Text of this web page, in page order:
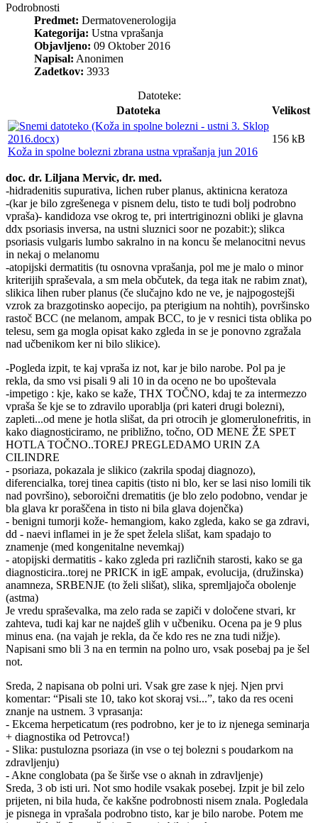
Podrobnosti
Predmet: Dermatovenerologija
Kategorija: Ustna vprašanja
Objavljeno: 09 Oktober 2016
Napisal: Anonimen
Zadetkov: 3933
Datoteke:
Datoteka
Velikost
Koža in spolne bolezni zbrana ustna vprašanja jun 2016
156 kB
doc. dr. Liljana Mervic, dr. med.
-hidradenitis supurativa, lichen ruber planus, aktinicna keratoza
-(kar je bilo zgrešenega v pisnem delu, tisto te tudi bolj podrobno
vpraša)- kandidoza vse okrog te, pri intertriginozni obliki je glavna
ddx psoriasis inversa, na ustni sluznici soor ne pozabit:); slikca
psoriasis vulgaris lumbo sakralno in na koncu še melanocitni nevus
in nekaj o melanomu
-atopijski dermatitis (tu osnovna vprašanja, pol me je malo o minor
kriterijih spraševala, a sm mela občutek, da tega itak ne rabim znat),
slikica lihen ruber planus (če slučajno kdo ne ve, je najpogostejši
vzrok za brazgotinsko aopecijo, pa pterigium na nohtih), površinsko
rastoč BCC (ne melanom, ampak BCC, to je v resnici tista oblika po
telesu, sem ga mogla opisat kako zgleda in se je ponovno zgražala
nad učbenikom ker ni bilo slikice).
-Pogleda izpit, te kaj vpraša iz not, kar je bilo narobe. Pol pa je
rekla, da smo vsi pisali 9 ali 10 in da oceno ne bo upoštevala
-impetigo : kje, kako se kaže, THX TOČNO, kdaj te za intermezzo
vpraša še kje se to zdravilo uporablja (pri kateri drugi bolezni),
zapleti...od mene je hotla slišat, da pri otrocih je glomerulonefritis, in
kako diagnosticiramo, ne približno, točno, OD MENE ŽE SPET
HOTLA TOČNO..TOREJ PREGLEDAMO URIN ZA
CILINDRE
- psoriaza, pokazala je slikico (zakrila spodaj diagnozo),
diferencialka, torej tinea capitis (tisto ni blo, ker se lasi niso lomili tik
nad površino), seboroični drematitis (je blo zelo podobno, vendar je
bla glava kr poraščena in tisto ni bila glava dojenčka)
- benigni tumorji kože- hemangiom, kako zgleda, kako se ga zdravi,
dd - naevi inflamei in je že spet želela slišat, kam spadajo to
znamenje (med kongenitalne nevemkaj)
- atopijski dermatitis - kako zgleda pri različnih starosti, kako se ga
diagnosticira..torej ne PRICK in igE ampak, evolucija, (družinska)
anamneza, SRBENJE (to želi slišat), slika, spremljajoča obolenje
(astma)
Je vredu spraševalka, ma zelo rada se zapiči v določene stvari, kr
zahteva, tudi kaj kar ne najdeš glih v učbeniku. Ocena pa je 9 plus
minus ena. (na vajah je rekla, da če kdo res ne zna tudi nižje).
Napisani smo bli 3 na en termin na polno uro, vsak posebaj pa je šel
not.
Sreda, 2 napisana ob polni uri. Vsak gre zase k njej. Njen prvi
komentar: “Pisali ste 10, tako kot skoraj vsi...”, tako da res oceni
znanje na ustnem. 3 vprasanja:
- Ekcema herpeticatum (res podrobno, ker je to iz njenega seminarja
+ diagnostika od Petrovca!)
- Slika: pustulozna psoriaza (in vse o tej bolezni s poudarkom na
zdravljenju)
- Akne conglobata (pa še širše vse o aknah in zdravljenje)
Sreda, 3 ob isti uri. Not smo hodile vsakak posebej. Izpit je bil zelo
prijeten, ni bila huda, če kakšne podrobnosti nisem znala. Pogledala
je pisnega in vprašala podrobno tisto, kar je bilo narobe. Potem me